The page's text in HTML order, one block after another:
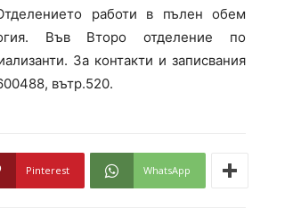
работи в пълен обем
Във Второ отделение по
За контакти и записвания
вътр.520.
Pinterest WhatsApp